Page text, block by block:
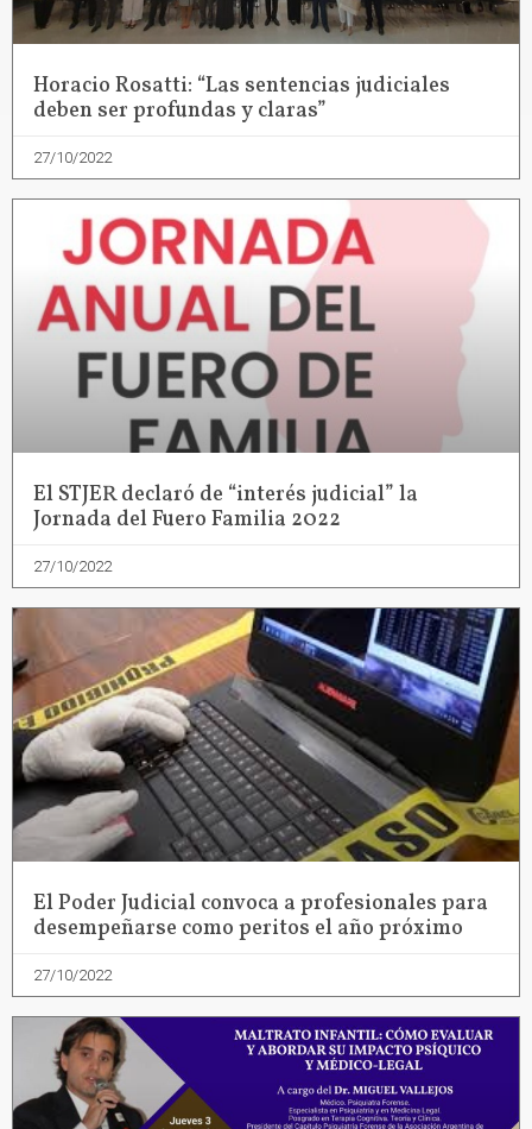
Horacio Rosatti: “Las sentencias judiciales
deben ser profundas y claras”
27/10/2022
El STJER declaró de “interés judicial” la
Jornada del Fuero Familia 2022
27/10/2022
El Poder Judicial convoca a profesionales para
desempeñarse como peritos el año próximo
27/10/2022